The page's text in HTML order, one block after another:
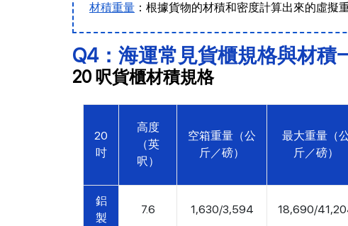
材積重量 ：根據貨物的材積和密度計算出來的虛擬
Q4：海運常見貨櫃規格與材積
20 呎貨櫃材積規格
20
吋
高度
（英
呎）
空箱重量（公
斤／磅）
最大重量（
斤／磅）
鋁
製
7.6 1,630/3,594 18,690/